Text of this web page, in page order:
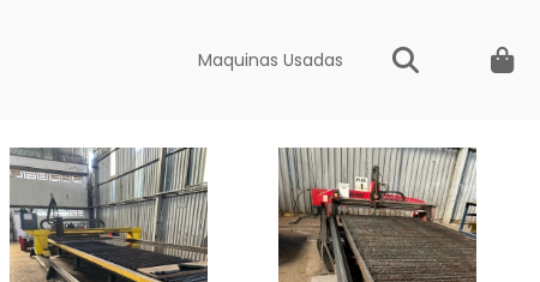
Maquinas Usadas